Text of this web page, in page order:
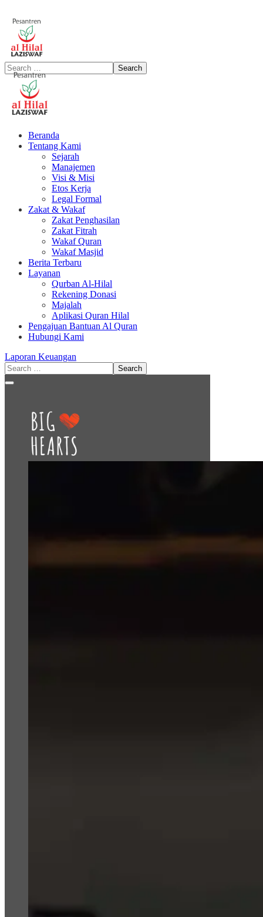
Beranda
Tentang Kami
Sejarah
Manajemen
Visi & Misi
Etos Kerja
Legal Formal
Zakat & Wakaf
Zakat Penghasilan
Zakat Fitrah
Wakaf Quran
Wakaf Masjid
Berita Terbaru
Layanan
Qurban Al-Hilal
Rekening Donasi
Majalah
Aplikasi Quran Hilal
Pengajuan Bantuan Al Quran
Hubungi Kami
Laporan Keuangan